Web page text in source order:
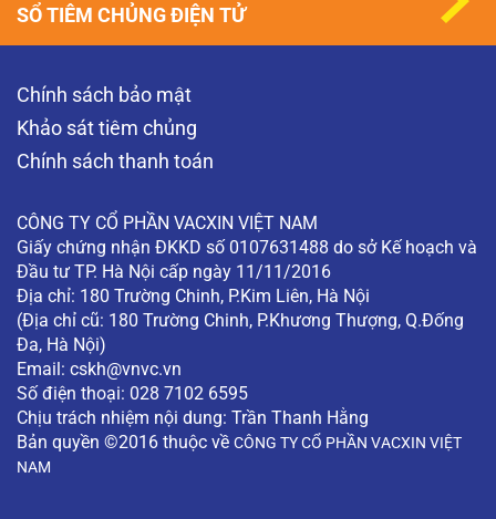
Chính sách bảo mật
Khảo sát tiêm chủng
Chính sách thanh toán
CÔNG TY CỔ PHẦN VACXIN VIỆT NAM
Giấy chứng nhận ĐKKD số 0107631488 do sở Kế hoạch và
Đầu tư TP. Hà Nội cấp ngày 11/11/2016
Địa chỉ: 180 Trường Chinh, P.Kim Liên, Hà Nội
(Địa chỉ cũ: 180 Trường Chinh, P.Khương Thượng, Q.Đống
Đa, Hà Nội)
Email: cskh@vnvc.vn
Số điện thoại: 028 7102 6595
Chịu trách nhiệm nội dung: Trần Thanh Hằng
Bản quyền ©2016 thuộc về CÔNG TY CỔ PHẦN VACXIN VIỆT
NAM
SỔ TIÊM CHỦNG ĐIỆN TỬ